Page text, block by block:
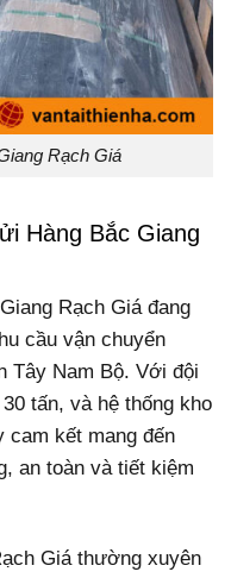
Rạch Giá
Hàng Bắc Giang
Rạch Giá đang
cầu vận chuyển
Tây Nam Bộ. Với đội
tấn, và hệ thống kho
cam kết mang đến
an toàn và tiết kiệm
Giá thường xuyên